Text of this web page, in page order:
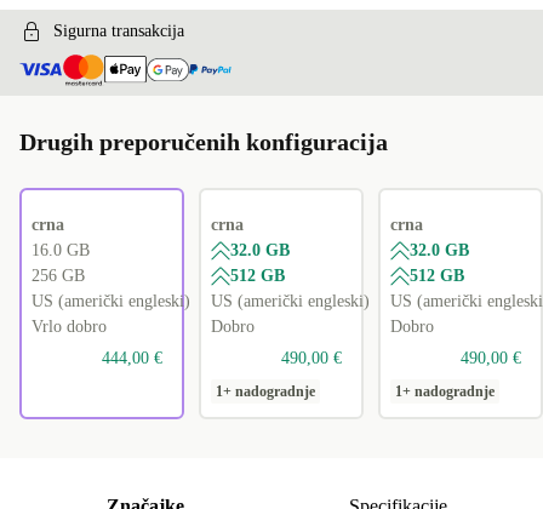
Sigurna transakcija
Drugih preporučenih konfiguracija
crna
16.0 GB
256 GB
US (američki engleski)
Vrlo dobro
444,00 €
crna
32.0 GB
512 GB
US (američki engleski)
Dobro
490,00 €
1+ nadogradnje
crna
32.0 GB
512 GB
US (američki
Dobro
490,00 €
1+ nadogradnje